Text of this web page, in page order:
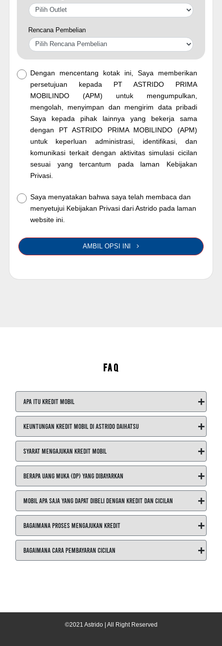
Rencana Pembelian
Dengan mencentang kotak ini, Saya memberikan
persetujuan kepada PT ASTRIDO PRIMA
MOBILINDO (APM) untuk mengumpulkan,
mengolah, menyimpan dan mengirim data pribadi
Saya kepada pihak lainnya yang bekerja sama
dengan PT ASTRIDO PRIMA MOBILINDO (APM)
untuk keperluan administrasi, identifikasi, dan
komunikasi terkait dengan aktivitas simulasi cicilan
sesuai yang tercantum pada laman Kebijakan
Privasi.
Saya menyatakan bahwa saya telah membaca dan
menyetujui Kebijakan Privasi dari Astrido pada laman
website ini.
AMBIL OPSI INI
FAQ
Apa itu Kredit Mobil +
Keuntungan Kredit Mobil di ASTRIDO Daihatsu +
Syarat Mengajukan Kredit Mobil +
Berapa Uang Muka (DP) yang Dibayarkan +
Mobil Apa Saja yang Dapat Dibeli dengan Kredit dan Cicilan +
Bagaimana Proses Mengajukan Kredit +
Bagaimana Cara Pembayaran Cicilan +
©2021 Astrido | All Right Reserved